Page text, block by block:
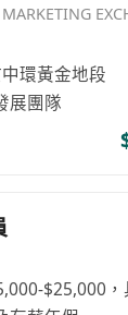
謹、責任心
能適應快節
環黃金地段
展團隊
$25,000